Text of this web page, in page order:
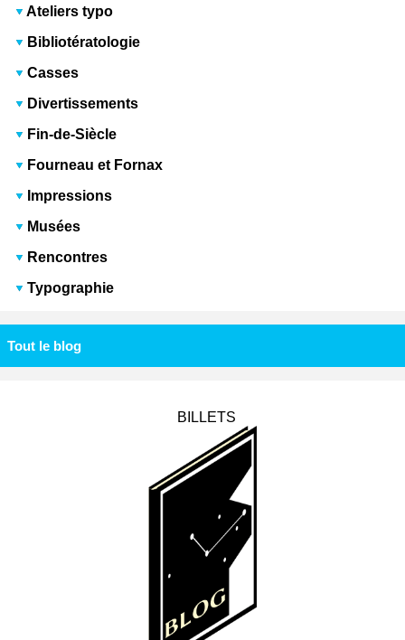
Ateliers typo
Bibliotératologie
Casses
Divertissements
Fin-de-Siècle
Fourneau et Fornax
Impressions
Musées
Rencontres
Typographie
Tout le blog
BILLETS